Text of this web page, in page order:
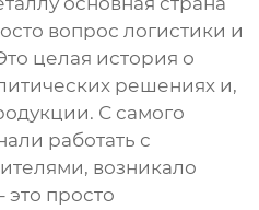
вопрос логистики и
целая история о
решениях и,
С самого
работать с
возникало
просто